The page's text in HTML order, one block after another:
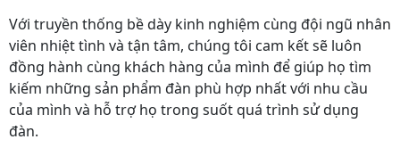
Với truyền thống bề dày kinh nghiệm cùng đội ngũ nhân
viên nhiệt tình và tận tâm, chúng tôi cam kết sẽ luôn
đồng hành cùng khách hàng của mình để giúp họ tìm
kiếm những sản phẩm đàn phù hợp nhất với nhu cầu
của mình và hỗ trợ họ trong suốt quá trình sử dụng
đàn.